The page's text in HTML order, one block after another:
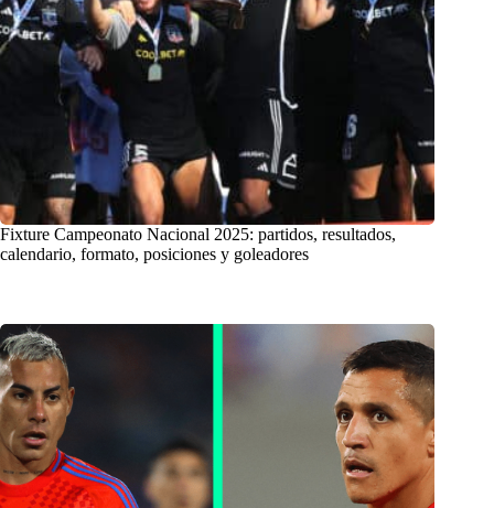
Fixture Campeonato Nacional 2025: partidos, resultados,
calendario, formato, posiciones y goleadores